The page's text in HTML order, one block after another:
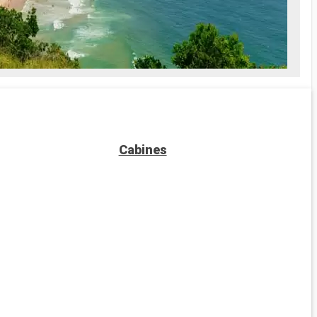
Spa
soins Spa
Cabines